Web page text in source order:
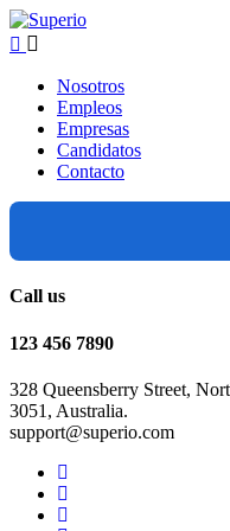
Nosotros
Empleos
Empresas
Candidatos
Contacto
Call us
123 456 7890
328 Queensberry Street,
3051, Australia.
support@superio.com